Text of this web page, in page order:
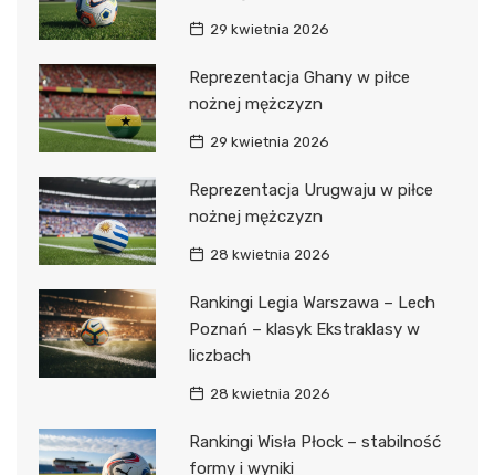
29 kwietnia 2026
Reprezentacja Ghany w piłce
nożnej mężczyzn
29 kwietnia 2026
Reprezentacja Urugwaju w piłce
nożnej mężczyzn
28 kwietnia 2026
Rankingi Legia Warszawa – Lech
Poznań – klasyk Ekstraklasy w
liczbach
28 kwietnia 2026
Rankingi Wisła Płock – stabilność
formy i wyniki